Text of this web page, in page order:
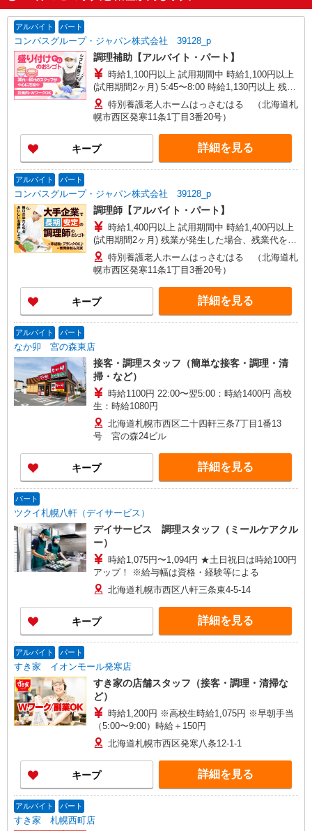
アルバイト パート
コンパスグループ・ジャパン株式会社 39128_p
調理補助【アルバイト・パート】
時給1,100円以上 試用期間中 時給1,100円以上
(試用期間2ヶ月) 5:45〜8:00 時給1,130円以上 残業
が発生した場合、残業代を1分単位で別途支給しま
す。
特別養護老人ホームはっさむはる （北海道札
幌市西区発寒11条1丁目3番20号）
キープ 詳細を見る
アルバイト パート
コンパスグループ・ジャパン株式会社 39128_p
調理師【アルバイト・パート】
時給1,400円以上 試用期間中 時給1,400円以上
(試用期間2ヶ月) 残業が発生した場合、残業代を1
分単位で別途支給します。
特別養護老人ホームはっさむはる （北海道札
幌市西区発寒11条1丁目3番20号）
キープ 詳細を見る
アルバイト パート
なか卯 宮の森東店
接客・調理スタッフ（簡単な接客・調理・清
掃・など）
時給1100円 22:00〜翌5:00：時給1400円 高校
生：時給1080円
北海道札幌市西区二十四軒三条7丁目1番13
号 宮の森24ビル
キープ 詳細を見る
パート
ツクイ札幌八軒（デイサービス）
デイサービス 調理スタッフ（ミールケアクル
ー）
時給1,075円〜1,094円 ★土日祝日は時給100円
アップ！ ※給与幅は資格・経験等による
北海道札幌市西区八軒三条東4-5-14
キープ 詳細を見る
アルバイト パート
すき家 イオンモール発寒店
すき家の店舗スタッフ（接客・調理・清掃な
ど）
時給1,200円 ※高校生時給1,075円 ※早朝手当
（5:00〜9:00）時給＋150円
北海道札幌市西区発寒八条12-1-1
キープ 詳細を見る
アルバイト パート
すき家 札幌西町店